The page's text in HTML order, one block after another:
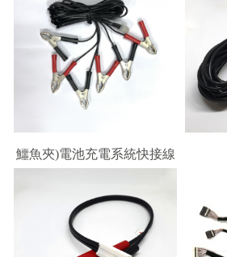
鱷魚夾)電池充電系統快接線